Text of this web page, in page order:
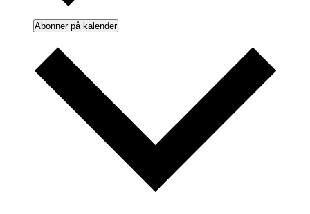
Abonner på kalender